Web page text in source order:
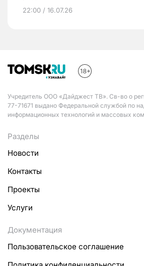
22:00 / 16.07.26
Учредитель ООО «Дайджест ТВ». Св-во о
77-71671 выдано Федеральной службой по
информационных технологий и массовых
Разделы
Новости
Контакты
Проекты
Услуги
Документация
Пользовательское соглашение